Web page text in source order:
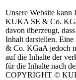
Unsere Website kann
KUKA SE & Co.
davon überzeugt,
Inhalt darstellen.
& Co. KGaA jedoch
auf die Inhalte der
für die Inhalte nach
COPYRIGHT ©